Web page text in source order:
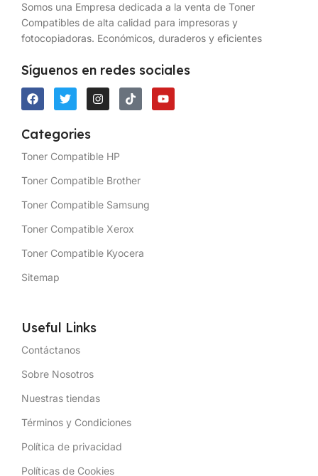
Somos una Empresa dedicada a la venta de Toner
Compatibles de alta calidad para impresoras y
fotocopiadoras. Económicos, duraderos y eficientes
Síguenos en redes sociales
Categories
Toner Compatible HP
Toner Compatible Brother
Toner Compatible Samsung
Toner Compatible Xerox
Toner Compatible Kyocera
Sitemap
Useful Links
Contáctanos
Sobre Nosotros
Nuestras tiendas
Términos y Condiciones
Política de privacidad
Políticas de Cookies